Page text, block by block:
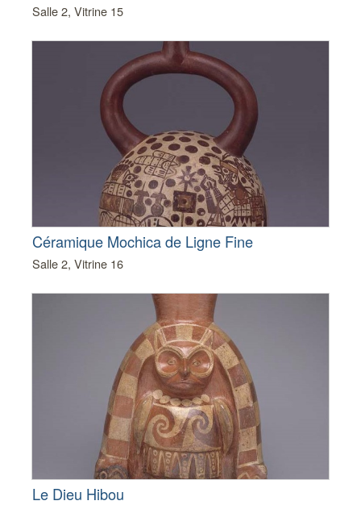
Salle 2, Vitrine 15
Céramique Mochica de Ligne Fine
Salle 2, Vitrine 16
Le Dieu Hibou